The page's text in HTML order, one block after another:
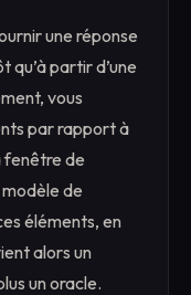
une réponse
partir d’une
vous
par rapport à
fenêtre de
de
éléments, en
alors un
un oracle.